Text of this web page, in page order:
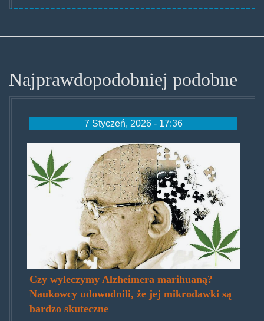
Najprawdopodobniej podobne
7 Styczeń, 2026 - 17:36
cannabis-
alzheimer-
696x411.jpg
Czy wyleczymy Alzheimera marihuaną?
Naukowcy udowodnili, że jej mikrodawki są
bardzo skuteczne